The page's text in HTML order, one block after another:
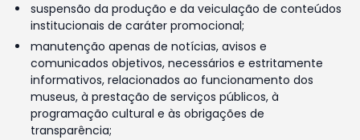
suspensão da produção e da veiculação de conteúdos
institucionais de caráter promocional;
manutenção apenas de notícias, avisos e
comunicados objetivos, necessários e estritamente
informativos, relacionados ao funcionamento dos
museus, à prestação de serviços públicos, à
programação cultural e às obrigações de
transparência;